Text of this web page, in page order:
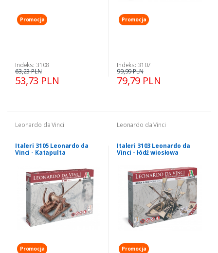
Promocja
Indeks: 3108
53,73 PLN
63,23 PLN
Promocja
Indeks: 3107
79,79 PLN
99,99 PLN
Leonardo da Vinci
Italeri 3105 Leonardo da
Vinci - Katapulta
Promocja
Leonardo da Vinci
Italeri 3103 Leonardo da
Vinci - łódź wiosłowa
Promocja